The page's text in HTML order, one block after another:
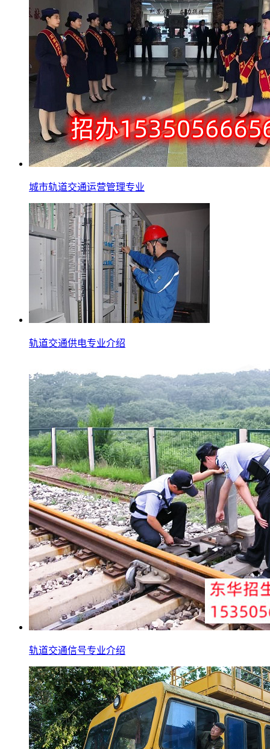
城市轨道交通运营管理专业
轨道交通供电专业介绍
轨道交通信号专业介绍